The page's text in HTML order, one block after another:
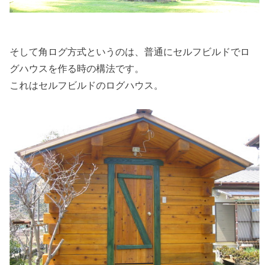
そして角ログ方式というのは、普通にセルフビルドでロ
グハウスを作る時の構法です。
これはセルフビルドのログハウス。